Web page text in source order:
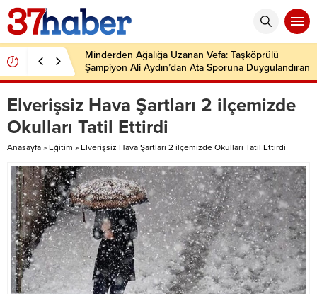
Minderden Ağalığa Uzanan Vefa: Taşköprülü
Şampiyon Ali Aydın’dan Ata Sporuna Duygulandıran
Dönüş
Elverişsiz Hava Şartları 2 ilçemizde
Okulları Tatil Ettirdi
Anasayfa » Eğitim » Elverişsiz Hava Şartları 2 ilçemizde Okulları Tatil Ettirdi